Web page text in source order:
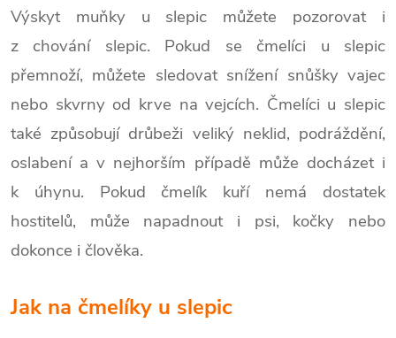
Výskyt muňky u slepic můžete pozorovat i
z chování slepic. Pokud se čmelíci u slepic
přemnoží, můžete sledovat snížení snůšky vajec
nebo skvrny od krve na vejcích. Čmelíci u slepic
také způsobují drůbeži veliký neklid, podráždění,
oslabení a v nejhorším případě může docházet i
k úhynu. Pokud čmelík kuří nemá dostatek
hostitelů, může napadnout i psi, kočky nebo
dokonce i člověka.
Jak na čmelíky u slepic